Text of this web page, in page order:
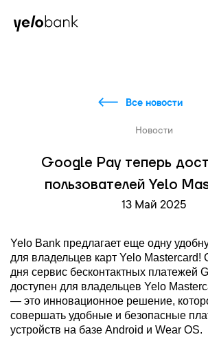
Частным лицам
Все новости
Новости
Google Pay теперь
пользователей Yelo
13 Май 2025
Yelo Bank предлагает еще одну
для владельцев карт Yelo Mastercard!
дня сервис бесконтактных платежей
доступен для владельцев Yelo
— это инновационное решение,
совершать удобные и безопасные
устройств на базе Android и Wear OS.